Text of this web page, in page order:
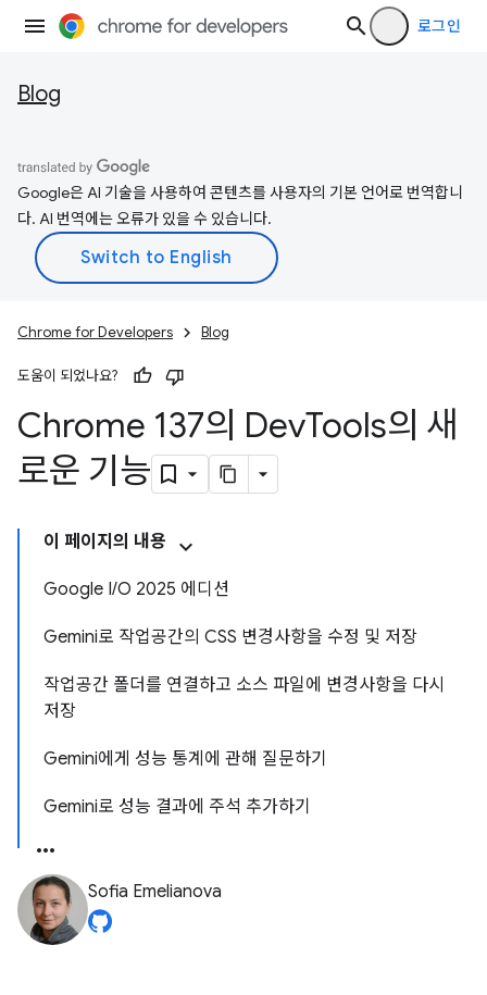
로그인
Blog
Google은 AI 기술을 사용하여 콘텐츠를 사용자의 기본 언어로 번역합니
다. AI 번역에는 오류가 있을 수 있습니다.
Chrome for Developers Blog
도움이 되었나요?
Chrome 137의 DevTools의 새
로운 기능
이 페이지의 내용
Google I/O 2025 에디션
Gemini로 작업공간의 CSS 변경사항을 수정 및 저장
작업공간 폴더를 연결하고 소스 파일에 변경사항을 다시
저장
Gemini에게 성능 통계에 관해 질문하기
Gemini로 성능 결과에 주석 추가하기
Sofia Emelianova